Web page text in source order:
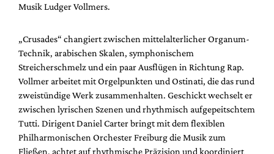
Musik Ludger Vollmers.
„Crusades“ changiert zwischen mittelalterlicher Organum-
Technik, arabischen Skalen, symphonischem
Streicherschmelz und ein paar Ausflügen in Richtung Rap.
Vollmer arbeitet mit Orgelpunkten und Ostinati, die das rund
zweistündige Werk zusammenhalten. Geschickt wechselt er
zwischen lyrischen Szenen und rhythmisch aufgepeitschtem
Tutti. Dirigent Daniel Carter bringt mit dem flexiblen
Philharmonischen Orchester Freiburg die Musik zum
Fließen, achtet auf rhythmische Präzision und koordiniert